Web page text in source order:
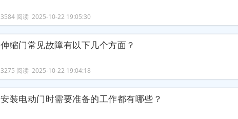
3584 阅读 2025-10-22 19:05:30
伸缩门常见故障有以下几个方面？
3275 阅读 2025-10-22 19:04:18
安装电动门时需要准备的工作都有哪些？